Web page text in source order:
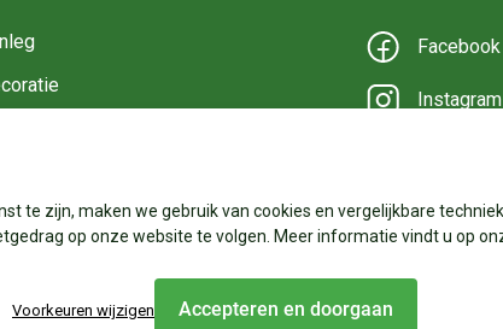
Facebook
Instagram
te zijn, maken we gebruik van cookies en vergelijkbare
op onze website te volgen. Meer informatie vindt u op
Voorkeuren wijzigen Accepteren en doorgaan